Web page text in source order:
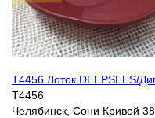
T4456 Лоток DEEPSEES/
T4456
Челябинск, Сони Кривой